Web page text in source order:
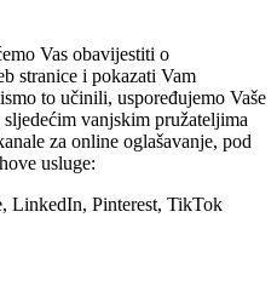
Vas obavijestiti o
stranice i pokazati Vam
to učinili, uspoređujemo Vaše
vanjskim pružateljima
za online oglašavanje, pod
usluge:
LinkedIn, Pinterest, TikTok